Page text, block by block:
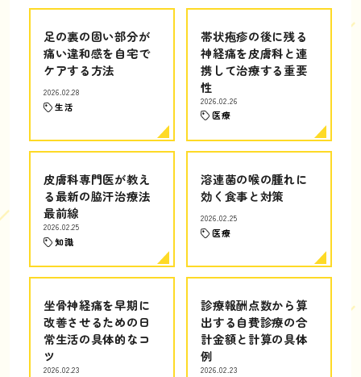
足の裏の固い部分が
痛い違和感を自宅で
ケアする方法
2026.02.28
生活
帯状疱疹の後に残る
神経痛を皮膚科と連
携して治療する重要
性
2026.02.26
医療
皮膚科専門医が教え
る最新の脇汗治療法
最前線
2026.02.25
知識
溶連菌の喉の腫れに
効く食事と対策
2026.02.25
医療
坐骨神経痛を早期に
改善させるための日
常生活の具体的なコ
ツ
2026.02.23
診療報酬点数から算
出する自費診療の合
計金額と計算の具体
例
2026.02.23